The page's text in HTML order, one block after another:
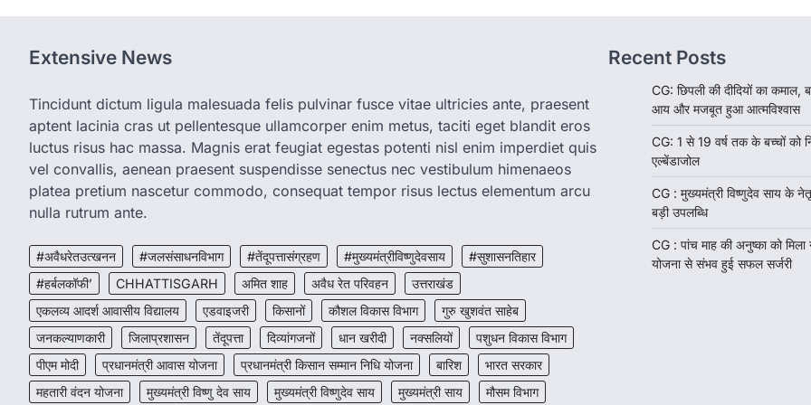
Extensive News
Tincidunt dictum ligula malesuada felis pulvinar fusce vitae ultricies ante, praesent
aptent lacinia cras ut pellentesque ullamcorper enim metus, taciti eget blandit eros
luctus risus hac massa. Magnis erat feugiat egestas potenti nisl enim imperdiet quis
vel convallis, aenean praesent suspendisse senectus nec vestibulum himenaeos
platea pretium nascetur commodo, consequat tempor risus lectus elementum arcu
nulla rutrum ante.
#अवैधरेतउत्खनन #जलसंसाधनविभाग #तेंदूपत्तासंग्रहण #मुख्यमंत्रीविष्णुदेवसाय
#सुशासनतिहार
#हर्बलकॉफी’
CHHATTISGARH अमित शाह अवैध रेत परिवहन
उत्तराखंड
एकलव्य आदर्श आवासीय विद्यालय
एडवाइजरी किसानों कौशल विकास विभाग
गुरु खुशवंत साहेब
जनकल्याणकारी
जिलाप्रशासन तेंदूपत्ता दिव्यांगजनों धान खरीदी नक्सलियों
पशुधन विकास विभाग
पीएम मोदी
प्रधानमंत्री आवास योजना प्रधानमंत्री किसान सम्मान निधि योजना बारिश
भारत सरकार
महतारी वंदन योजना
मुख्यमंत्री विष्णु देव साय मुख्यमंत्री विष्णुदेव साय मुख्यमंत्री साय मौसम विभाग
Recent Posts
CG: छिपली की दीदियों का कमाल,
आय और मजबूत हुआ आत्मविश्वास
CG: 1 से 19 वर्ष तक के बच्चों को
एल्बेंडाजोल
CG : मुख्यमंत्री विष्णुदेव साय के
बड़ी उपलब्धि
CG : पांच माह की अनुष्का को मिला
योजना से संभव हुई सफल सर्जरी